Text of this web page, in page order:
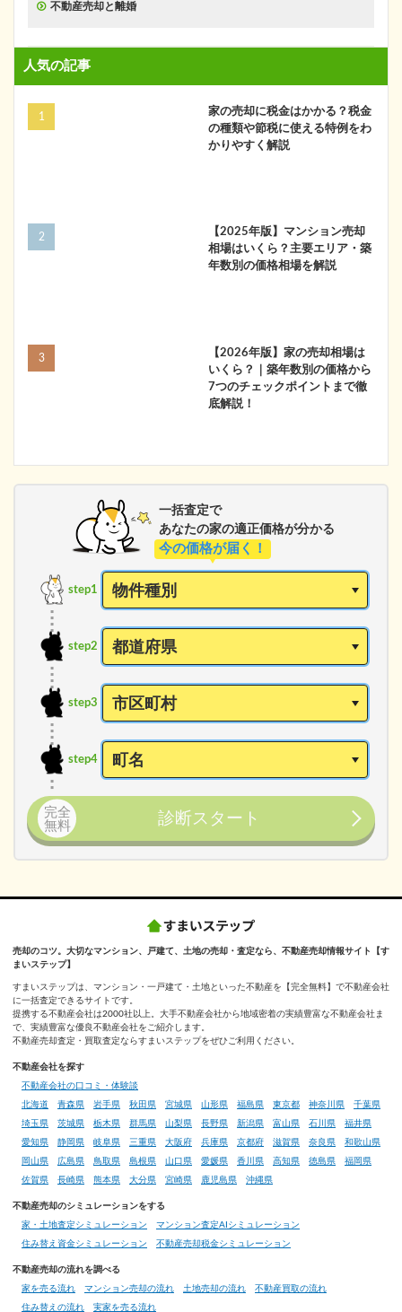
不動産売却と離婚
人気の記事
家の売却に税金はかかる？税金
の種類や節税に使える特例をわ
かりやすく解説
【2025年版】マンション売却
相場はいくら？主要エリア・築
年数別の価格相場を解説
【2026年版】家の売却相場は
いくら？｜築年数別の価格から
7つのチェックポイントまで徹
底解説！
一括査定で
あなたの家の適正価格が分かる
今の価格が届く！
step1
step2
step3
step4
完全
無料
診断スタート
売却のコツ。大切なマンション、戸建て、土地の売却・査定なら、不動産売却情報サイト【す
まいステップ】
すまいステップは、マンション・一戸建て・土地といった不動産を【完全無料】で不動産会社
に一括査定できるサイトです。
提携する不動産会社は2000社以上。大手不動産会社から地域密着の実績豊富な不動産会社ま
で、実績豊富な優良不動産会社をご紹介します。
不動産売却査定・買取査定ならすまいステップをぜひご利用ください。
不動産会社を探す
不動産会社の口コミ・体験談
北海道 青森県 岩手県 秋田県 宮城県 山形県 福島県 東京都 神奈川県 千葉県
埼玉県 茨城県 栃木県 群馬県 山梨県 長野県 新潟県 富山県 石川県 福井県
愛知県 静岡県 岐阜県 三重県 大阪府 兵庫県 京都府 滋賀県 奈良県 和歌山県
岡山県 広島県 鳥取県 島根県 山口県 愛媛県 香川県 高知県 徳島県 福岡県
佐賀県 長崎県 熊本県 大分県 宮崎県 鹿児島県 沖縄県
不動産売却のシミュレーションをする
家・土地査定シミュレーション マンション査定AIシミュレーション
住み替え資金シミュレーション 不動産売却税金シミュレーション
不動産売却の流れを調べる
家を売る流れ マンション売却の流れ 土地売却の流れ 不動産買取の流れ
住み替えの流れ 実家を売る流れ